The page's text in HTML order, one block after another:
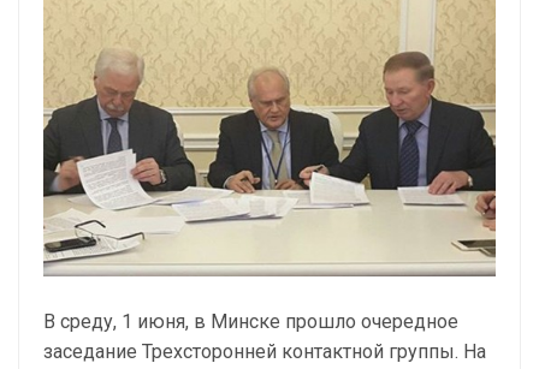
В среду, 1 июня, в Минске прошло очередное
заседание Трехсторонней контактной группы. На